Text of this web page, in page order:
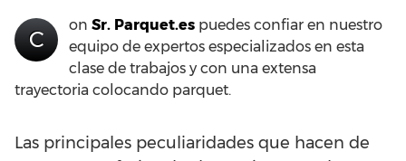
C
on Sr. Parquet.es puedes confiar en nuestro
equipo de expertos especializados en esta
clase de trabajos y con una extensa
trayectoria colocando parquet.
Las principales peculiaridades que hacen de